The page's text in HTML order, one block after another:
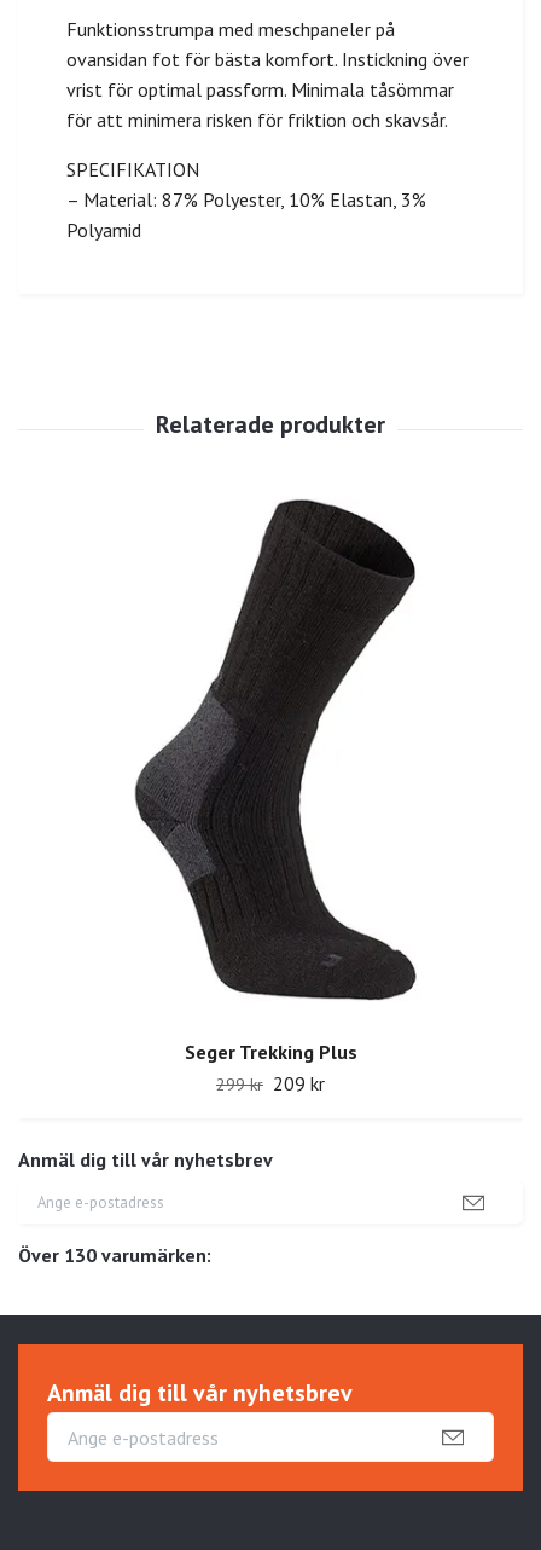
Anmäl dig till vår nyhetsbrev
Över 130 varumärken:
Funktionsstrumpa med meschpaneler på
ovansidan fot för bästa komfort. Instickning över
vrist för optimal passform. Minimala tåsömmar
för att minimera risken för friktion och skavsår.
SPECIFIKATION
– Material: 87% Polyester, 10% Elastan, 3%
Polyamid
Seger Trekking Plus
299 kr 209 kr
Anmäl dig till vår nyhetsbrev